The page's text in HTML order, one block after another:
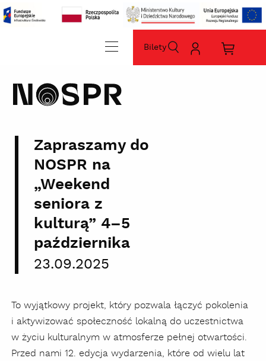
Bilety szukajMoje
konto
Koszyk
home
Zapraszamy do
NOSPR na
„Weekend
seniora z
kulturą” 4–5
października
23.09.2025
To wyjątkowy projekt, który pozwala łączyć pokolenia
i aktywizować społeczność lokalną do uczestnictwa
w życiu kulturalnym w atmosferze pełnej otwartości.
Przed nami 12. edycja wydarzenia, które od wielu lat